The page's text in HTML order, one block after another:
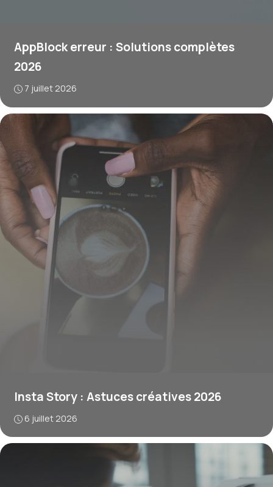
AppBlock erreur : Solutions complètes
2026
7 juillet 2026
Insta Story : Astuces créatives 2026
6 juillet 2026